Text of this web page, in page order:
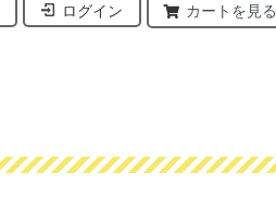
ログイン カートを見る